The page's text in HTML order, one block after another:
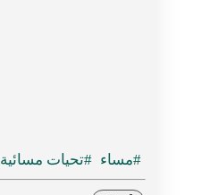
#مساء #تحيات مسائية